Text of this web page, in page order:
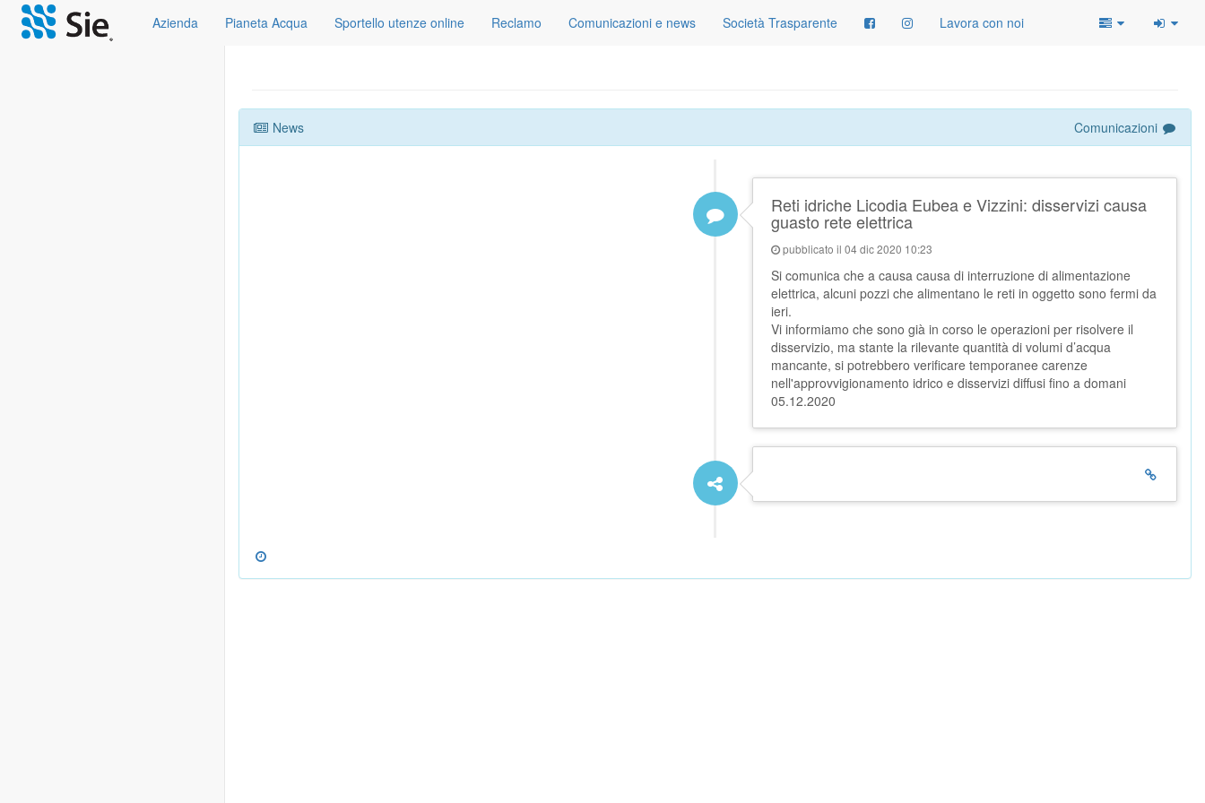
Azienda Pianeta Acqua Sportello utenze online Reclamo Comunicazioni e news Società Trasparente Lavora con noi
News Comunicazioni
Reti idriche Licodia Eubea e Vizzini: disservizi causa
guasto rete elettrica
pubblicato il 04 dic 2020 10:23
Si comunica che a causa causa di interruzione di alimentazione
elettrica, alcuni pozzi che alimentano le reti in oggetto sono fermi da
ieri.
Vi informiamo che sono già in corso le operazioni per risolvere il
disservizio, ma stante la rilevante quantità di volumi d’acqua
mancante, si potrebbero verificare temporanee carenze
nell'approvvigionamento idrico e disservizi diffusi fino a domani
05.12.2020